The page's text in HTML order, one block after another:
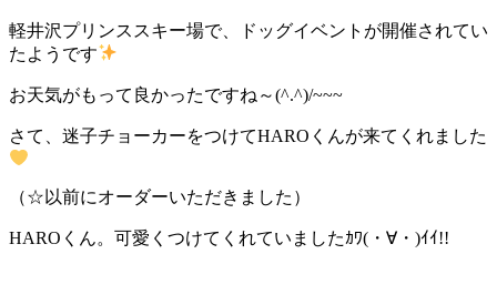
軽井沢プリンススキー場で、ドッグイベントが開催されてい
たようです
お天気がもって良かったですね～(^.^)/~~~
さて、迷子チョーカーをつけてHAROくんが来てくれました
（☆以前にオーダーいただきました）
HAROくん。可愛くつけてくれていましたｶﾜ(・∀・)ｲｲ!!